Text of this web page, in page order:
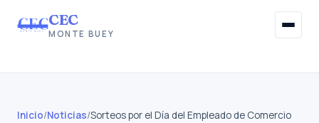
CEC
MONTE BUEY
Institucional
Inicio/Noticias/Sorteos por el Día del Empleado de Comercio